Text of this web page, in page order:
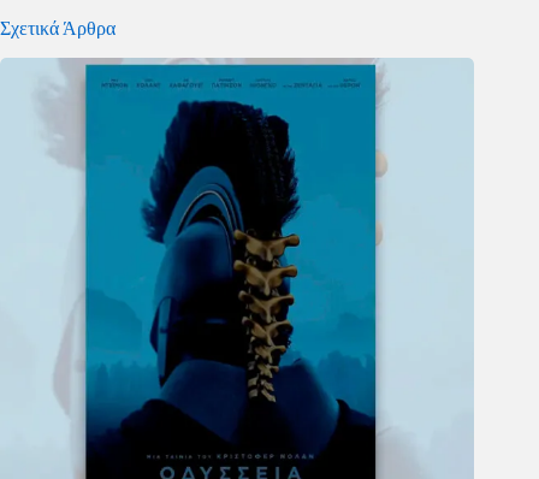
Σχετικά Άρθρα